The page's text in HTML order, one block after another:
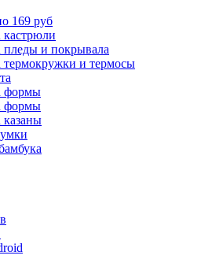
169 руб
кастрюли
пледы и покрывала
термокружки и термосы
формы
формы
казаны